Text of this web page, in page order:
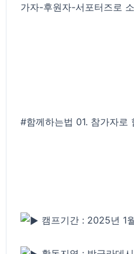
가자-후원자-서포터즈로
#함께하는법 01. 참가자로
캠프기간 : 2025년 1